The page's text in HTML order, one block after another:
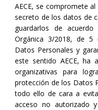
AECE, se compromete
secreto de los datos de
guardarlos de
Orgánica 3/2018, de 5
Datos Personales y
este sentido AECE, ha
organizativas para
protección de los Datos
todo ello de cara a
acceso no autorizado